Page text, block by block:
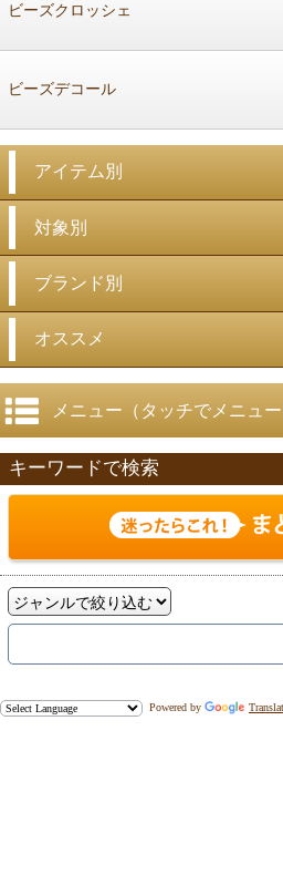
ビーズクロッシェ
ビーズデコール
アイテム別
対象別
ブランド別
オススメ
メニュー（タッチでメニュー
キーワードで検索
Powered by